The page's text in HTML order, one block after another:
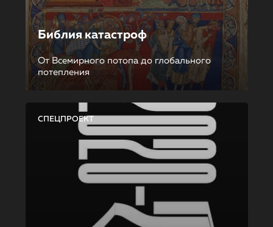
Библия катастроф
От Всемирного потопа до глобального
потепления
СПЕЦПРОЕКТ